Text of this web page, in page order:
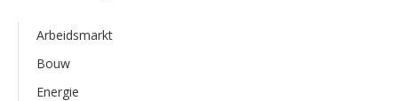
Arbeidsmarkt
Bouw
Energie